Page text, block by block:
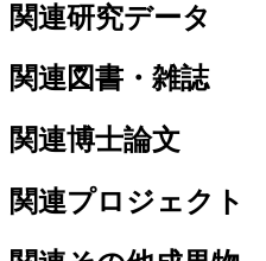
関連研究データ
関連図書・雑誌
関連博士論文
関連プロジェクト